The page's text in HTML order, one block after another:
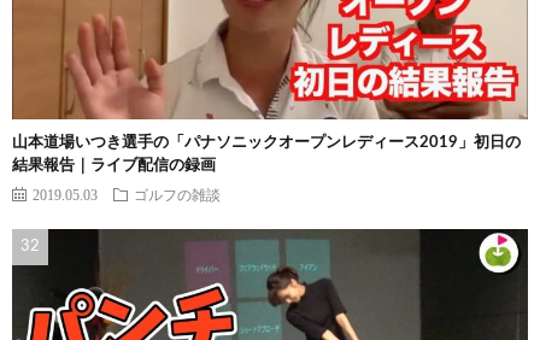
山本道場いつき選手の「パナソニックオープンレディース2019」初日の
結果報告｜ライブ配信の録画
2019.05.03 ゴルフの雑談